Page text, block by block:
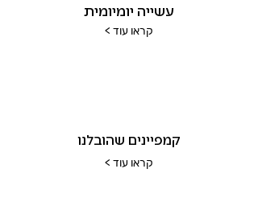
עשייה יומיומית
< קראו עוד
קמפיינים שהובלנו
< קראו עוד